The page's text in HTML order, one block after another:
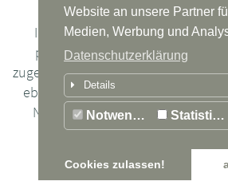
Website an unsere Partner
Medien, Werbung und
Datenschutzerklärung
Details
Notwendig Statistiken
Cookies zulassen!
Leistung, Innovation und
Informationstechnologie: Das
passgenau auf die jeweiligen
zugeschnitten. Beratung und
ebenso zu den Dienstleistungen,
Netzwerken oder der gesamten
Arbeitsplatz bis zum